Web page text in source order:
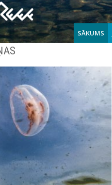
SĀKUMS